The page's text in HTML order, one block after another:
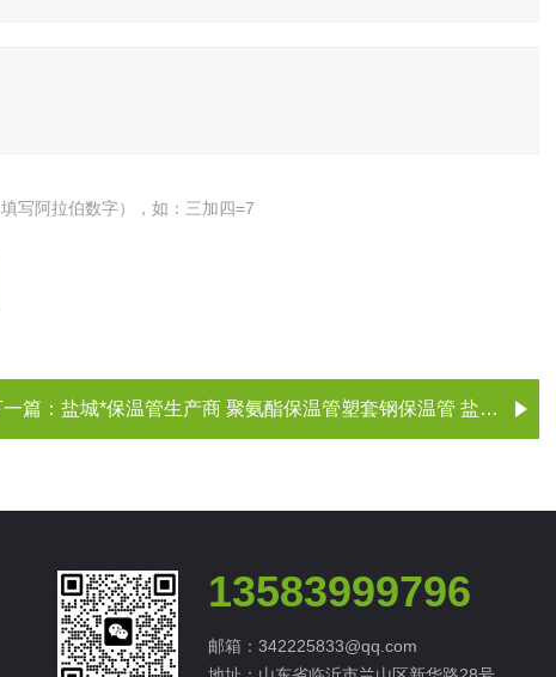
写阿拉伯数字），如：三加四=7
篇： 盐城*保温管生产商 聚氨酯保温管塑套钢保温管 盐城保温管价格
13583999796
邮箱：342225833@qq.com